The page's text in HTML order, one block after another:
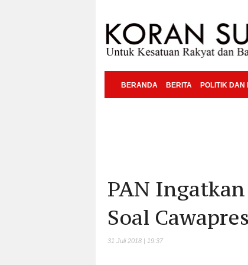
BERANDA BERITA POLITIK DAN
PAN
Soal Cawapres
31 Juli 2018 | 19:37